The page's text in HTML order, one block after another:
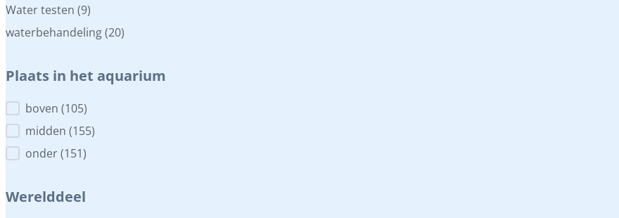
Water testen (9)
waterbehandeling(20)
Plaats in het aquarium
Plaats in het aquarium
boven (105)
midden (155)
onder(151)
Werelddeel